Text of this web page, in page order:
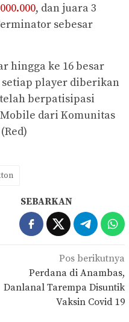
, dan juara 3
sebesar
hingga ke 16 besar
player diberikan
berpatisipasi
dari Komunitas
SEBARKAN
Pos berikutnya
Perdana di Anambas,
Danlanal Tarempa Disuntik
Vaksin Covid 19